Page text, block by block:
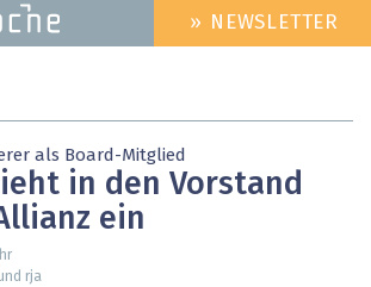
HEADER
MENU
» NEWSLETTER
als Board-Mitglied
in den Vorstand
ein
rja